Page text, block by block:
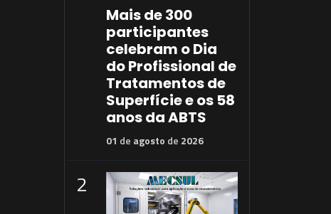
Mais de 300
participantes
celebram o Dia
do Profissional de
Tratamentos de
Superfície e os 58
anos da ABTS
01 de agosto de 2026
2